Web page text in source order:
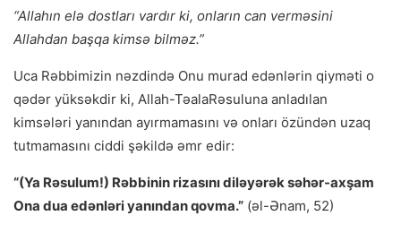
“Allahın elə dostları vardır ki, onların can verməsini
Allahdan başqa kimsə bilməz.”
Uca Rəbbimizin nəzdində Onu murad edənlərin qiyməti o
qədər yüksəkdir ki, Allah-TəalaRəsuluna anladılan
kimsələri yanından ayırmamasını və onları özündən uzaq
tutmamasını ciddi şəkildə əmr edir:
“(Ya Rəsulum!) Rəbbinin rizasını diləyərək səhər-axşam
Ona dua edənləri yanından qovma.” (əl-Ənam, 52)